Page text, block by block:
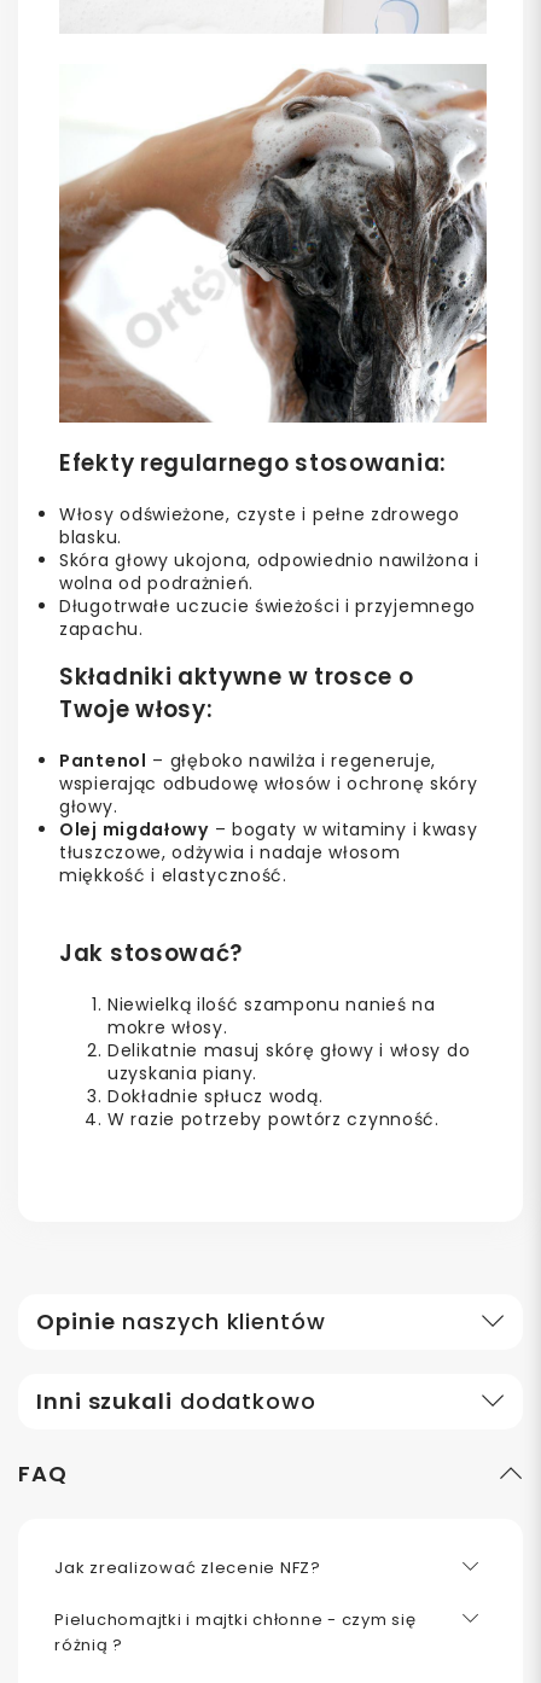
Efekty regularnego stosowania:
Włosy odświeżone, czyste i pełne zdrowego
blasku.
Skóra głowy ukojona, odpowiednio nawilżona i
wolna od podrażnień.
Długotrwałe uczucie świeżości i przyjemnego
zapachu.
Składniki aktywne w trosce o
Twoje włosy:
Pantenol – głęboko nawilża i regeneruje,
wspierając odbudowę włosów i ochronę skóry
głowy.
Olej migdałowy– bogaty w witaminy i kwasy
tłuszczowe, odżywia i nadaje włosom
miękkość i elastyczność.
Jak stosować?
Niewielką ilość szamponu nanieś na
mokre włosy.
Delikatnie masuj skórę głowy i włosy do
uzyskania piany.
Dokładnie spłucz wodą.
W razie potrzeby powtórz czynność.
Opinie naszych klientów
Inni szukali dodatkowo
FAQ
Jak zrealizować zlecenie NFZ?
Pieluchomajtki i majtki chłonne - czym się
różnią ?